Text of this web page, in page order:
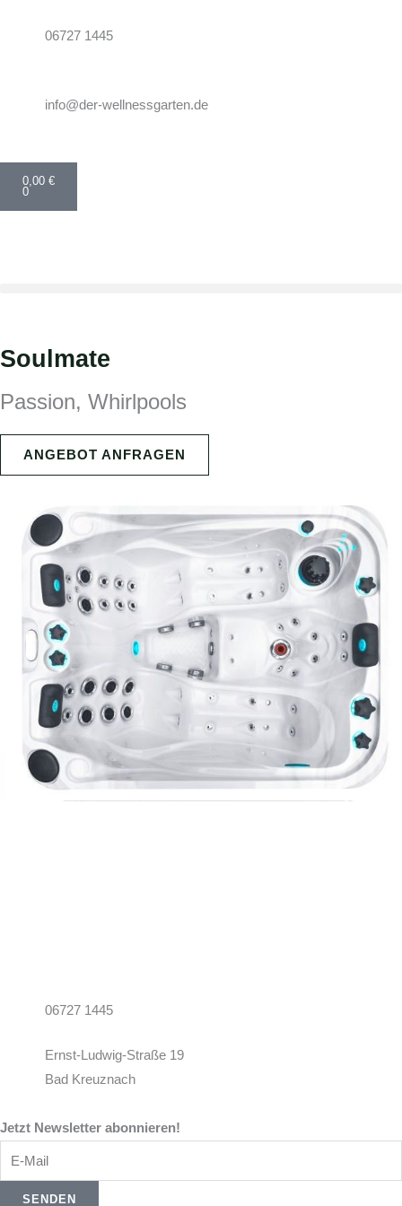
06727 1445
info@der-wellnessgarten.de
0,00 €
0
Warenkorb
Soulmate
Passion, Whirlpools
ANGEBOT ANFRAGEN
06727 1445
Ernst-Ludwig-Straße 19
Bad Kreuznach
Jetzt Newsletter abonnieren!
SENDEN